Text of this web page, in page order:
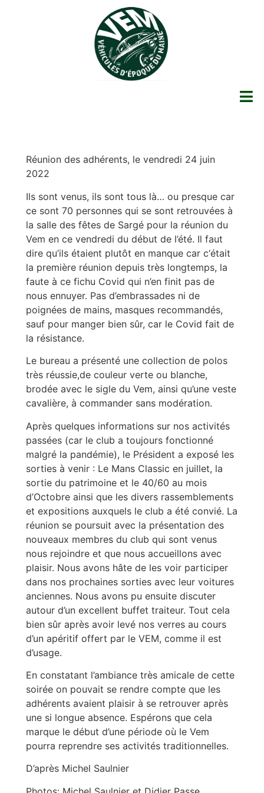
Réunion des adhérents, le vendredi 24 juin
2022
Ils sont venus, ils sont tous là… ou presque car
ce sont 70 personnes qui se sont retrouvées à
la salle des fêtes de Sargé pour la réunion du
Vem en ce vendredi du début de l’été. Il faut
dire qu’ils étaient plutôt en manque car c‘était
la première réunion depuis très longtemps, la
faute à ce fichu Covid qui n’en finit pas de
nous ennuyer. Pas d’embrassades ni de
poignées de mains, masques recommandés,
sauf pour manger bien sûr, car le Covid fait de
la résistance.
Le bureau a présenté une collection de polos
très réussie,de couleur verte ou blanche,
brodée avec le sigle du Vem, ainsi qu’une veste
cavalière, à commander sans modération.
Après quelques informations sur nos activités
passées (car le club a toujours fonctionné
malgré la pandémie), le Président a exposé les
sorties à venir : Le Mans Classic en juillet, la
sortie du patrimoine et le 40/60 au mois
d’Octobre ainsi que les divers rassemblements
et expositions auxquels le club a été convié. La
réunion se poursuit avec la présentation des
nouveaux membres du club qui sont venus
nous rejoindre et que nous accueillons avec
plaisir. Nous avons hâte de les voir participer
dans nos prochaines sorties avec leur voitures
anciennes. Nous avons pu ensuite discuter
autour d’un excellent buffet traiteur. Tout cela
bien sûr après avoir levé nos verres au cours
d’un apéritif offert par le VEM, comme il est
d’usage.
En constatant l’ambiance très amicale de cette
soirée on pouvait se rendre compte que les
adhérents avaient plaisir à se retrouver après
une si longue absence. Espérons que cela
marque le début d’une période où le Vem
pourra reprendre ses activités traditionnelles.
D’après Michel Saulnier